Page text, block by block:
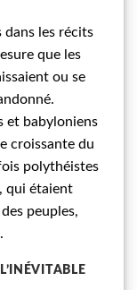
dans les récits
que les
ou se
et babyloniens
croissante du
polythéistes
qui étaient
peuples,